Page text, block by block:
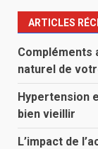
ARTICLES
Compléments
naturel de
Hypertension
bien vieillir
L’impact de